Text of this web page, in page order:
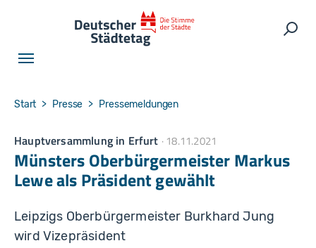
You are here:
Start Presse Pressemeldungen
Hauptversammlung in Erfurt 18.11.2021
Münsters Oberbürgermeister Markus
Lewe als Präsident gewählt
Leipzigs Oberbürgermeister Burkhard Jung
wird Vizepräsident